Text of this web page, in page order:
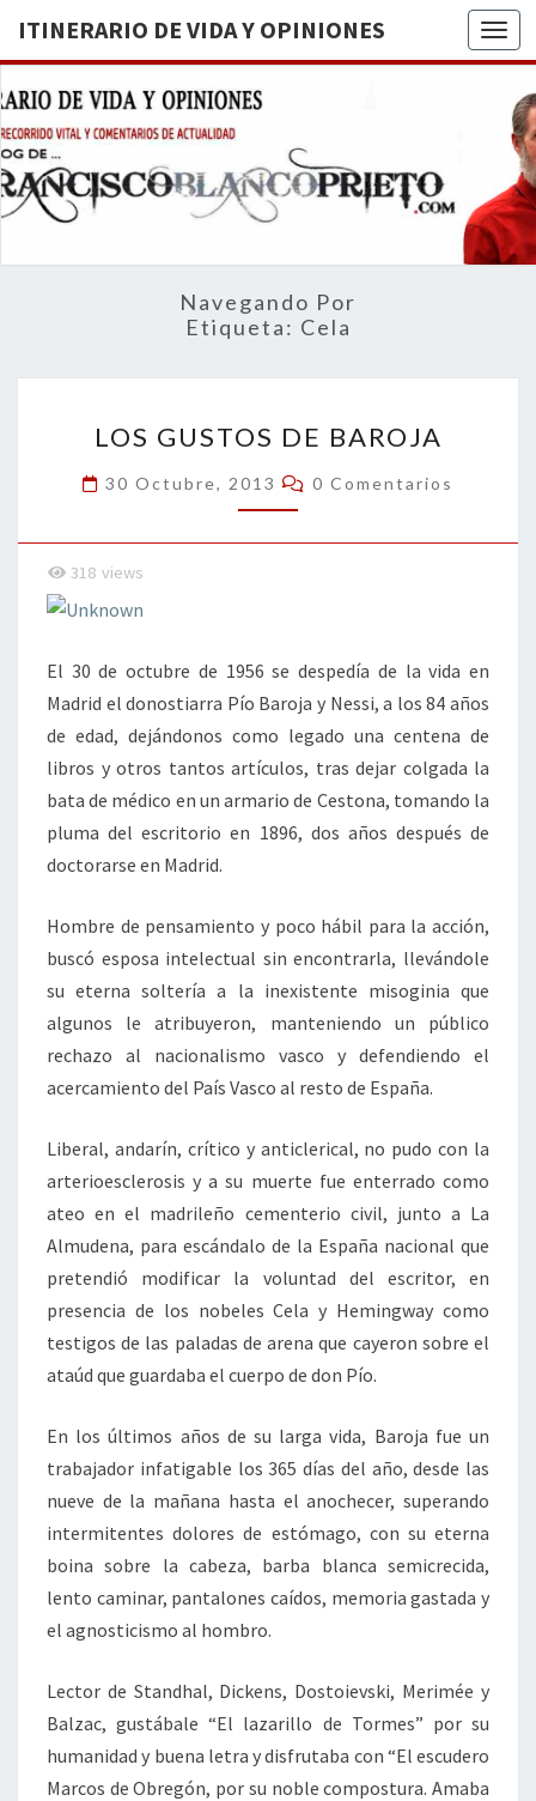
ITINERARIO DE VIDA Y OPINIONES
DE
BREVE
RECORRIDO
VITAL Y
ACTUALIDAD
Navegando Por
Etiqueta: Cela
GUSTOS
DE
BAROJA
LOS GUSTOS DE BAROJA
30 Octubre, 2013 Comentarios
0 Comentarios
318 views
El 30 de octubre de 1956 se despedía de la vida en
Madrid el donostiarra Pío Baroja y Nessi, a los 84 años
de edad, dejándonos como legado una centena de
libros y otros tantos artículos, tras dejar colgada la
bata de médico en un armario de Cestona, tomando la
pluma del escritorio en 1896, dos años después de
doctorarse en Madrid.
Hombre de pensamiento y poco hábil para la acción,
buscó esposa intelectual sin encontrarla, llevándole
su eterna soltería a la inexistente misoginia que
algunos le atribuyeron, manteniendo un público
rechazo al nacionalismo vasco y defendiendo el
acercamiento del País Vasco al resto de España.
Liberal, andarín, crítico y anticlerical, no pudo con la
arterioesclerosis y a su muerte fue enterrado como
ateo en el madrileño cementerio civil, junto a La
Almudena, para escándalo de la España nacional que
pretendió modificar la voluntad del escritor, en
presencia de los nobeles Cela y Hemingway como
testigos de las paladas de arena que cayeron sobre el
ataúd que guardaba el cuerpo de don Pío.
En los últimos años de su larga vida, Baroja fue un
trabajador infatigable los 365 días del año, desde las
nueve de la mañana hasta el anochecer, superando
intermitentes dolores de estómago, con su eterna
boina sobre la cabeza, barba blanca semicrecida,
lento caminar, pantalones caídos, memoria gastada y
el agnosticismo al hombro.
Lector de Standhal, Dickens, Dostoievski, Merimée y
Balzac, gustábale “El lazarillo de Tormes” por su
humanidad y buena letra y disfrutaba con “El escudero
Marcos de Obregón, por su noble compostura. Amaba